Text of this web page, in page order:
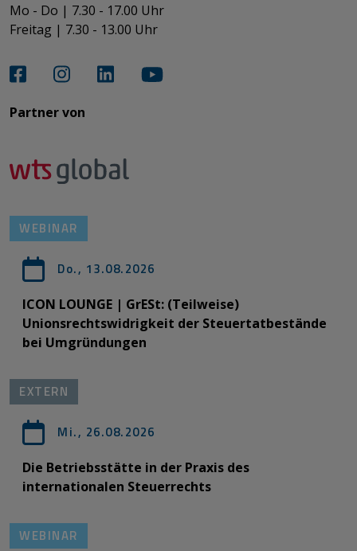
Mo - Do | 7.30 - 17.00 Uhr
Freitag | 7.30 - 13.00 Uhr​​​​​​​
Partner von​​​​​​
WEBINAR
Do., 13.08.2026
ICON LOUNGE | GrESt: (Teilweise)
Unionsrechtswidrigkeit der Steuertatbestände
bei Umgründungen
EXTERN
Mi., 26.08.2026
Die Betriebsstätte in der Praxis des
internationalen Steuerrechts
WEBINAR